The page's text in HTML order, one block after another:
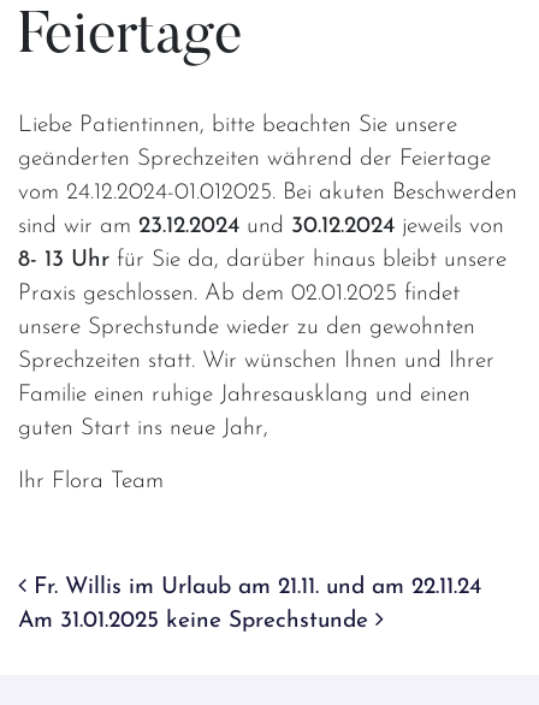
Feiertage
Liebe Patientinnen, bitte beachten Sie unsere
geänderten Sprechzeiten während der Feiertage
vom 24.12.2024-01.012025. Bei akuten Beschwerden
sind wir am 23.12.2024 und 30.12.2024 jeweils von
8- 13 Uhr für Sie da, darüber hinaus bleibt unsere
Praxis geschlossen. Ab dem 02.01.2025 findet
unsere Sprechstunde wieder zu den gewohnten
Sprechzeiten statt. Wir wünschen Ihnen und Ihrer
Familie einen ruhige Jahresausklang und einen
guten Start ins neue Jahr,
Ihr Flora Team
Beitrags-Navigation
Fr. Willis im Urlaub am 21.11. und am 22.11.24
Am 31.01.2025 keine Sprechstunde